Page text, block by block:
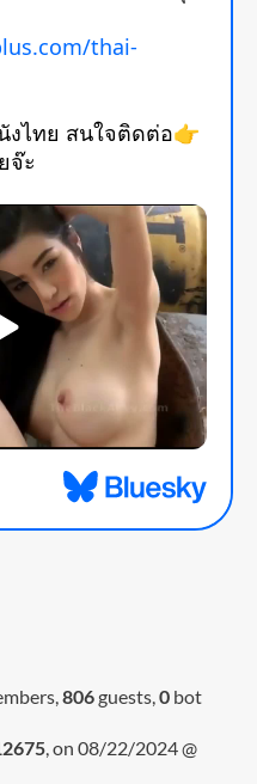
806guests,0 bot
, on 08/22/2024 @